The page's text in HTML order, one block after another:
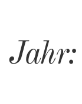
Jahr: